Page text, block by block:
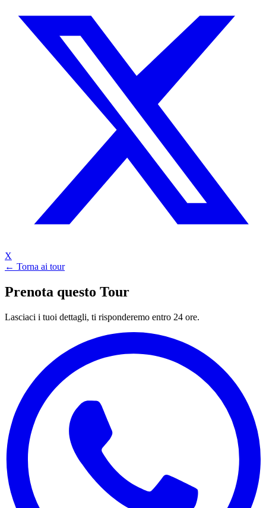
X
← Torna ai tour
Prenota questo Tour
Lasciaci i tuoi dettagli, ti risponderemo entro 24 ore.